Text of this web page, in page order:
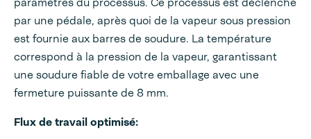
par une pédale, après quoi de la vapeur sous pression
est fournie aux barres de soudure. La température
correspond à la pression de la vapeur, garantissant
une soudure fiable de votre emballage avec une
fermeture puissante de 8 mm.
Flux de travail optimisé: